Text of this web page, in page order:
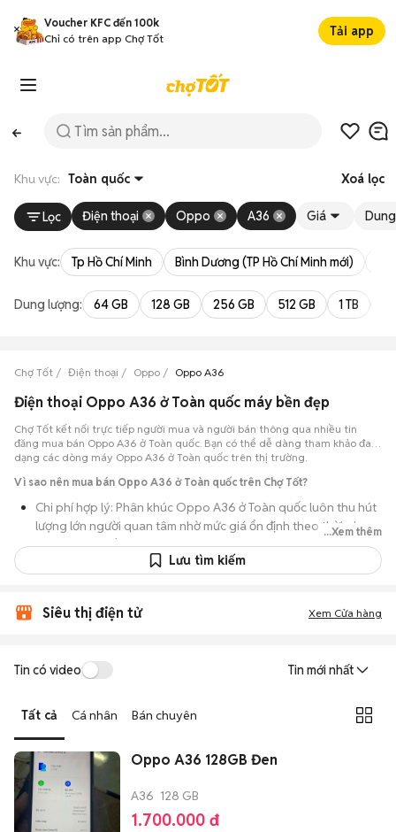
Voucher KFC đến 100k
Chỉ có trên app Chợ Tốt
Tải app
Khu vực: Toàn quốc Xoá lọc
Lọc Điện thoại Oppo A36 Giá
Khu vực: Tp Hồ Chí Minh Bình Dương (TP Hồ Chí Minh mới)
Dung lượng: 64 GB 128 GB 256 GB 512 GB 1 TB
Chợ Tốt Điện thoại Oppo Oppo A36
Điện thoại Oppo A36 ở Toàn quốc máy bền đẹp
Chợ Tốt kết nối trực tiếp người mua và người bán thông qua nhiều tin
đăng mua bán Oppo A36 ở Toàn quốc. Bạn có thể dễ dàng tham khảo đa
dạng các dòng máy Oppo A36 ở Toàn quốc trên thị trường.
Vì sao nên mua bán Oppo A36 ở Toàn quốc trên Chợ Tốt?
Chi phí hợp lý: Phân khúc Oppo A36 ở Toàn quốc luôn thu hút
lượng lớn người quan tâm nhờ mức giá ổn định theo thời gian,
phù hợp với số đông.
Nguồn cung dồi dào: Hàng loạt bài đăng Oppo A36 ở Toàn
tình trạng ngoại hình và lịch sử bảo hành.
điện tử cũ.
Thanh toán nhanh chóng: Khi hai bên đã ưng ý về tình trạng
máy, quá trình thanh toán và bàn giao diễn ra ngay lập tức,
thủ tục đơn giản.
...Xem thêm
Lưu tìm kiếm
Siêu thị điện tử Xem Cửa hàng
Tin có video Tin mới nhất
Tất cả Cá nhân Bán chuyên
Oppo A36 128GB Đen
A36 128 GB
1.700.000 đ